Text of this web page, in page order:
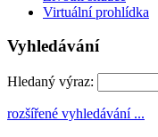
Virtuální prohlídka
Vyhledávání
Hledaný výraz:
rozšířené vyhledávání ...